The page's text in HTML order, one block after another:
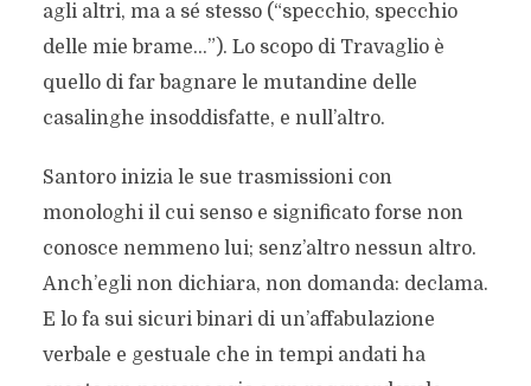
agli altri, ma a sé stesso (“specchio, specchio
delle mie brame…”). Lo scopo di Travaglio è
quello di far bagnare le mutandine delle
casalinghe insoddisfatte, e null’altro.
Santoro inizia le sue trasmissioni con
monologhi il cui senso e significato forse non
conosce nemmeno lui; senz’altro nessun altro.
Anch’egli non dichiara, non domanda: declama.
E lo fa sui sicuri binari di un’affabulazione
verbale e gestuale che in tempi andati ha